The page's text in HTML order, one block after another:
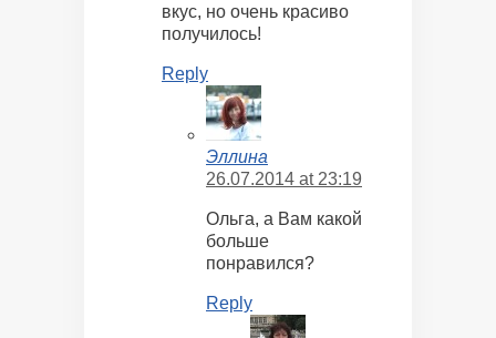
вкус, но очень красиво
получилось!
Reply
Эллина
26.07.2014 at 23:19
Ольга, а Вам какой
больше
понравился?
Reply